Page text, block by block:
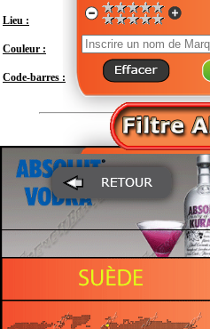
Lieu : Suède - Scanie - Åhus
Couleur : Transparent
Code-barres : 7312040020706